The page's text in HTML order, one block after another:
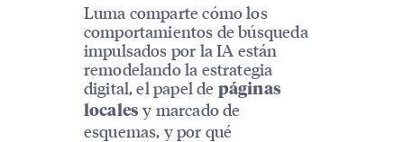
Luma comparte cómo los
comportamientos de búsqueda
impulsados por la IA están
remodelando la estrategia
digital, el papel de páginas
locales y marcado de
esquemas, y por qué